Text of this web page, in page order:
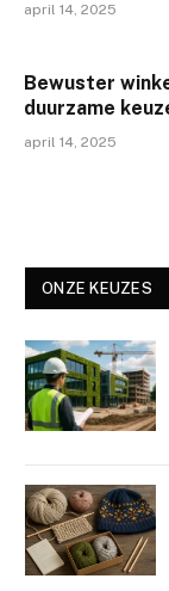
april 14, 2025
Bewuster
duurzame
april 14, 2025
ONZE KEUZES